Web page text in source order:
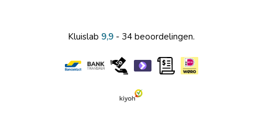
Kluislab 9,9 - 34 beoordelingen.